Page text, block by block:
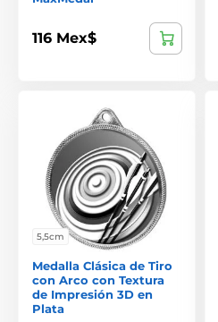
116 Mex$
5,5cm
Medalla Clásica de Tiro
con Arco con Textura
de Impresión 3D en
Plata